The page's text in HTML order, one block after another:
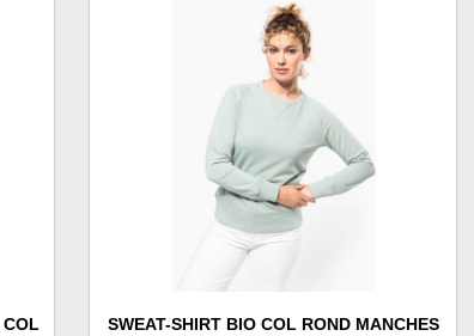
COL SWEAT-SHIRT BIO COL ROND MANCHES